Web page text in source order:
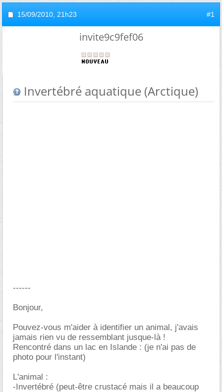
15/09/2010, 21h23 #1
invite9c9fef06
Invertébré aquatique (Arctique)
------
Bonjour,
Pouvez-vous m'aider à identifier un animal, j'avais
jamais rien vu de ressemblant jusque-là !
Rencontré dans un lac en Islande : (je n'ai pas de
photo pour l'instant)
L'animal :
-Invertébré (peut-être crustacé mais il a beaucoup